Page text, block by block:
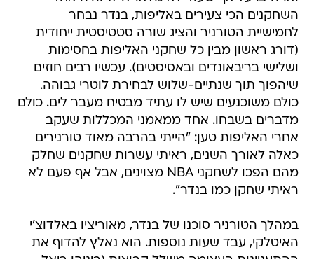
השחקנים הכי צעירים באליפות, בנדר נבחר
לחמישיית הטורניר והציג שורה סטטיסטית ייחודית
(דורג ראשון מבין כל שחקני האליפות בחסימות
ושלישי בריבאונדים ובאסיסטים). עכשיו רבים חוזים
שיהפוך תוך שנתיים-שלוש לבחירת לוטרי גבוהה.
כולם משוכנעים שיש לו עתיד מבטיח מעבר לים. כולם
מדברים בשבחו. אחד ממאמני המכללות שעקב
אחרי האליפות טען: "הייתי בהרבה מאוד טורנירים
כאלה לאורך השנים, ראיתי עשרות שחקנים שחלק
מהם הפכו לשחקני NBA מצוינים, אבל אף פעם לא
ראיתי שחקן כמו בנדר".
במהלך הטורניר סוכנו של בנדר, מאוריציו באלדוצ'י
האיטלקי, עבד שעות נוספות. הוא נאלץ להדוף את